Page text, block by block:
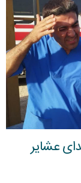
عشایر